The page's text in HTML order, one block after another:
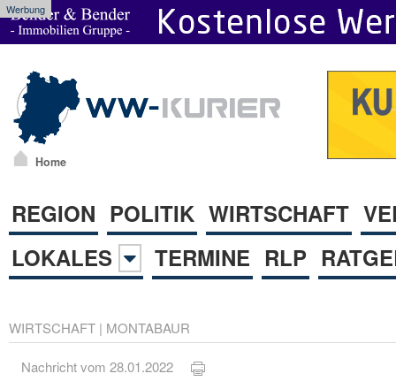
Werbung
Home
REGION POLITIK WIRTSCHAFT
LOKALES
TERMINE RLP
WIRTSCHAFT | MONTABAUR
Nachricht vom 28.01.2022